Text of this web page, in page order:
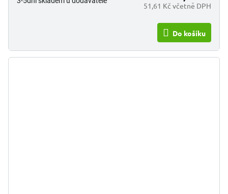
51,61 Kč včetně DPH
Do košíku